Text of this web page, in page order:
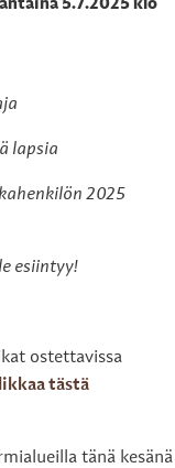
5.7.2025 klo
lapsia
2025
esiintyy!
ostettavissa
tästä
tänä kesänä